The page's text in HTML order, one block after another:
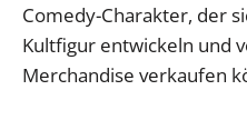
Comedy-Charakter, der
Kultfigur entwickeln und
Merchandise verkaufen